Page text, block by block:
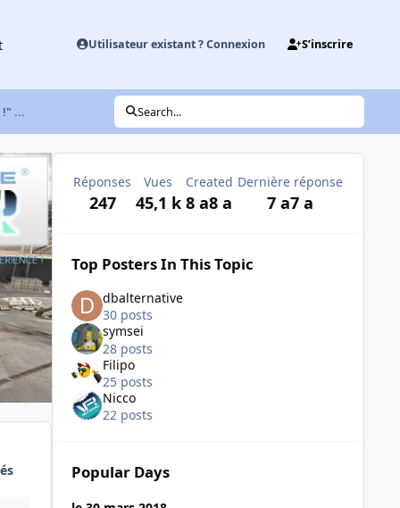
Utilisateur existant ? Connexion S’inscrire
!" ... Search...
Réponses
247
Vues
45,1 k
Created
8 a8 a
Dernière réponse
7 a7 a
Top Posters In This Topic
dbalternative
30 posts
symsei
28 posts
Filipo
25 posts
Nicco
22 posts
Popular Days